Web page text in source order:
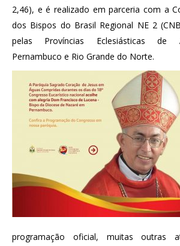
2,46), e é realizado em parceria com a
dos Bispos do Brasil Regional NE 2
pelas Províncias Eclesiásticas de
Pernambuco e Rio Grande do Norte.
programação oficial, muitas outras